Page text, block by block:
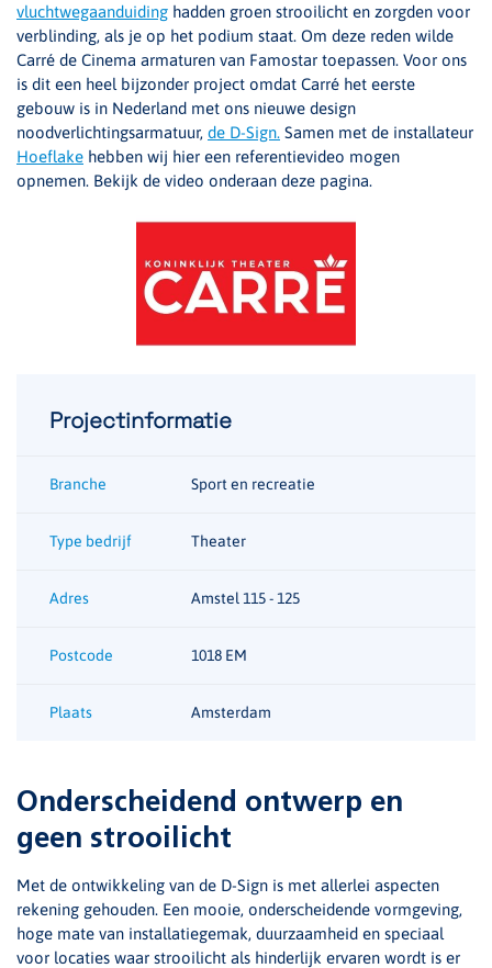
vluchtwegaanduiding hadden groen strooilicht en zorgden voor
verblinding, als je op het podium staat. Om deze reden wilde
Carré de Cinema armaturen van Famostar toepassen. Voor ons
is dit een heel bijzonder project omdat Carré het eerste
gebouw is in Nederland met ons nieuwe design
noodverlichtingsarmatuur, de D-Sign. Samen met de installateur
Hoeflake hebben wij hier een referentievideo mogen
opnemen. Bekijk de video onderaan deze pagina.
Projectinformatie
Branche Sport en recreatie
Type bedrijf Theater
Adres Amstel 115 - 125
Postcode 1018 EM
Plaats Amsterdam
Onderscheidend ontwerp en
geen strooilicht
Met de ontwikkeling van de D-Sign is met allerlei aspecten
rekening gehouden. Een mooie, onderscheidende vormgeving,
hoge mate van installatiegemak, duurzaamheid en speciaal
voor locaties waar strooilicht als hinderlijk ervaren wordt is er